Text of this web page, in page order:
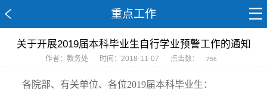
重点工作
关于开展2019届本科毕业生自行学业预警工作的通知
作者：教务处 时间：2018-11-07 点击数： 756
各院部、有关单位、各位2019届本科毕业生：